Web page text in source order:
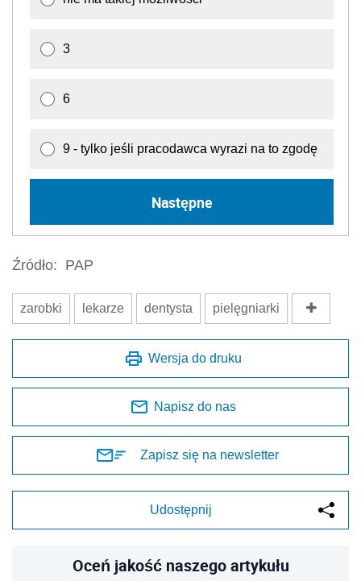
3
6
9 - tylko jeśli pracodawca wyrazi na to zgodę
Następne
Źródło: PAP
zarobki lekarze dentysta pielęgniarki
Wersja do druku
Napisz do nas
Zapisz się na newsletter
Udostępnij
Oceń jakość naszego artykułu